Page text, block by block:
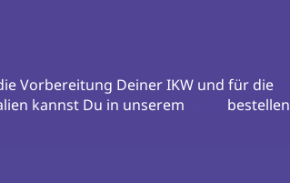
Vorbereitung Deiner IKW und für die
kannst Du in unserem